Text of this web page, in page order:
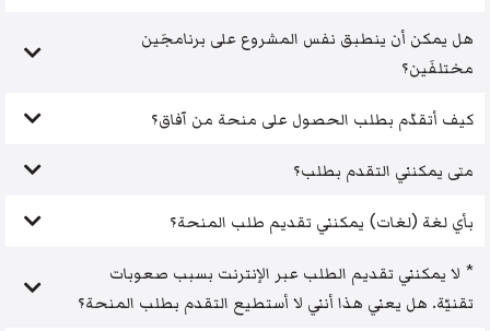
هل يمكن أن ينطبق نفس المشروع على برنامجَين
مختلفَين؟
كيف أتقدّم بطلب الحصول على منحة من آفاق؟
متى يمكنني التقدم بطلب؟
بأي لغة (لغات) يمكنني تقديم طلب المنحة؟
* لا يمكنني تقديم الطلب عبر الإنترنت بسبب صعوبات
تقنيّة. هل يعني هذا أنني لا أستطيع التقدم بطلب المنحة؟